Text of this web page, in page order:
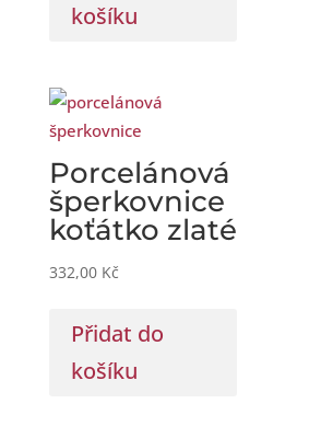
košíku
Porcelánová
šperkovnice
koťátko zlaté
332,00 Kč
Přidat do
košíku